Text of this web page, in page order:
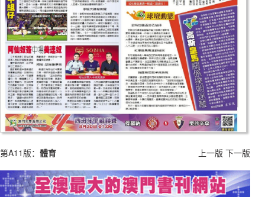
第A11版： 體育 上一版 下一版